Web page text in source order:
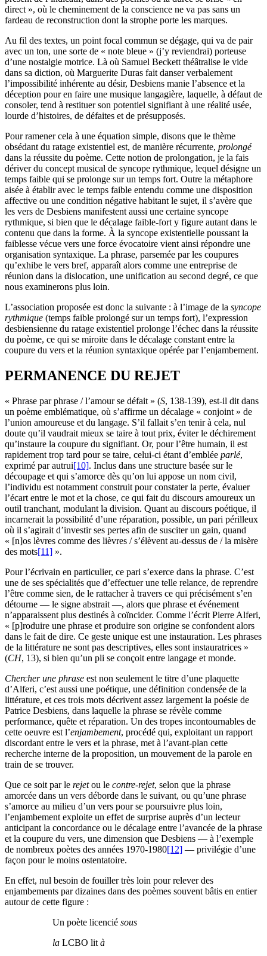
direct », où le cheminement de la conscience ne va pas sans un
fardeau de reconstruction dont la strophe porte les marques.
Au fil des textes, un point focal commun se dégage, qui va de pair
avec un ton, une sorte de « note bleue » (j’y reviendrai) porteuse
d’une nostalgie motrice. Là où Samuel Beckett théâtralise le vide
dans sa diction, où Marguerite Duras fait danser verbalement
l’impossibilité inhérente au désir, Desbiens manie l’absence et la
déception pour en faire une musique langagière, laquelle, à défaut de
consoler, tend à restituer son potentiel signifiant à une réalité usée,
lourde d’histoires, de défaites et de présupposés.
Pour ramener cela à une équation simple, disons que le thème
obsédant du ratage existentiel est, de manière récurrente, prolongé
dans la réussite du poème. Cette notion de prolongation, je la fais
dériver du concept musical de syncope rythmique, lequel désigne un
temps faible qui se prolonge sur un temps fort. Outre la métaphore
aisée à établir avec le temps faible entendu comme une disposition
affective ou une condition négative habitant le sujet, il s’avère que
les vers de Desbiens manifestent aussi une certaine syncope
rythmique, si bien que le décalage faible-fort y figure autant dans le
contenu que dans la forme. À la syncope existentielle poussant la
faiblesse vécue vers une force évocatoire vient ainsi répondre une
organisation syntaxique. La phrase, parsemée par les coupures
qu’exhibe le vers bref, apparaît alors comme une entreprise de
réunion dans la dislocation, une unification au second degré, ce que
nous examinerons plus loin.
L’association proposée est donc la suivante : à l’image de la syncope
rythmique (temps faible prolongé sur un temps fort), l’expression
desbiensienne du ratage existentiel prolonge l’échec dans la réussite
du poème, ce qui se miroite dans le décalage constant entre la
coupure du vers et la réunion syntaxique opérée par l’enjambement.
PERMANENCE DU REJET
« Phrase par phrase / l’amour se défait » (S, 138-139), est-il dit dans
un poème emblématique, où s’affirme un décalage « conjoint » de
l’union amoureuse et du langage. S’il fallait s’en tenir à cela, nul
doute qu’il vaudrait mieux se taire à tout prix, éviter le déchirement
qu’instaure la coupure du signifiant. Or, pour l’être humain, il est
rapidement trop tard pour se taire, celui-ci étant d’emblée parlé,
exprimé par autrui[10]. Inclus dans une structure basée sur le
découpage et qui s’amorce dès qu’on lui appose un nom civil,
l’individu est notamment construit pour constater la perte, évaluer
l’écart entre le mot et la chose, ce qui fait du discours amoureux un
outil tranchant, modulant la division. Quant au discours poétique, il
incarnerait la possibilité d’une réparation, possible, un pari périlleux
où il s’agirait d’investir ses pertes afin de susciter un gain, quand
« [n]os lèvres comme des lièvres / s’élèvent au-dessus de / la misère
des mots[11] ».
Pour l’écrivain en particulier, ce pari s’exerce dans la phrase. C’est
une de ses spécialités que d’effectuer une telle relance, de reprendre
l’être comme sien, de le rattacher à travers ce qui précisément s’en
détourne — le signe abstrait —, alors que phrase et événement
n’apparaissent plus destinés à coïncider. Comme l’écrit Pierre Alferi,
« [p]roduire une phrase et produire son origine se confondent alors
dans le fait de dire. Ce geste unique est une instauration. Les phrases
de la littérature ne sont pas descriptives, elles sont instauratrices »
(CH, 13), si bien qu’un pli se conçoit entre langage et monde.
Chercher une phrase est non seulement le titre d’une plaquette
d’Alferi, c’est aussi une poétique, une définition condensée de la
littérature, et ces trois mots décrivent assez largement la poésie de
Patrice Desbiens, dans laquelle la phrase se révèle comme
performance, quête et réparation. Un des tropes incontournables de
cette oeuvre est l’enjambement, procédé qui, exploitant un rapport
discordant entre le vers et la phrase, met à l’avant-plan cette
recherche interne de la proposition, un mouvement de la parole en
train de se trouver.
Que ce soit par le rejetou le contre-rejet, selon que la phrase
amorcée dans un vers déborde dans le suivant, ou qu’une phrase
s’amorce au milieu d’un vers pour se poursuivre plus loin,
l’enjambement exploite un effet de surprise auprès d’un lecteur
anticipant la concordance ou le décalage entre l’avancée de la phrase
et la coupure du vers, une dimension que Desbiens — à l’exemple
de nombreux poètes des années 1970-1980[12] — privilégie d’une
façon pour le moins ostentatoire.
En effet, nul besoin de fouiller très loin pour relever des
enjambements par dizaines dans des poèmes souvent bâtis en entier
autour de cette figure :
Un poète licencié sous
la LCBO lit à